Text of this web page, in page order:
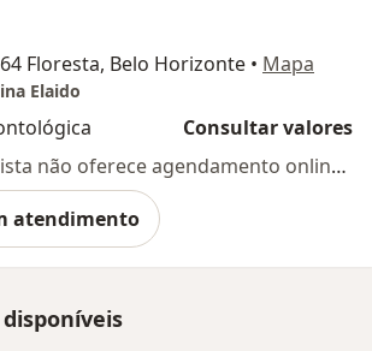
Floresta, Belo Horizonte • Mapa
Elaido
Consultar valores
Esse especialista não oferece agendamento online para esse endereço.
atendimento